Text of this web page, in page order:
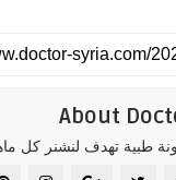
About
طبية تهدف لنشنر كل